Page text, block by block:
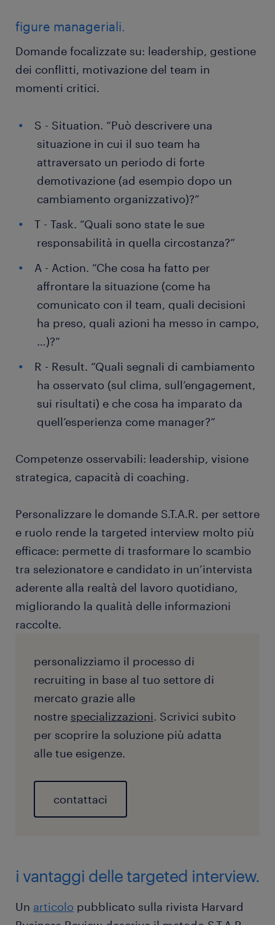
figure manageriali.
Domande focalizzate su: leadership, gestione
dei conflitti, motivazione del team in
momenti critici.
S - Situation. “Può descrivere una
situazione in cui il suo team ha
attraversato un periodo di forte
demotivazione (ad esempio dopo un
cambiamento organizzativo)?”
T - Task. “Quali sono state le sue
responsabilità in quella circostanza?”
A - Action. “Che cosa ha fatto per
affrontare la situazione (come ha
comunicato con il team, quali decisioni
ha preso, quali azioni ha messo in campo,
…)?”
R - Result. “Quali segnali di cambiamento
ha osservato (sul clima, sull’engagement,
sui risultati) e che cosa ha imparato da
quell’esperienza come manager?”
Competenze osservabili: leadership, visione
strategica, capacità di coaching.
Personalizzare le domande S.T.A.R. per settore
e ruolo rende la targeted interview molto più
efficace: permette di trasformare lo scambio
tra selezionatore e candidato in un’intervista
aderente alla realtà del lavoro quotidiano,
migliorando la qualità delle informazioni
raccolte.
personalizziamo il processo di
recruiting in base al tuo settore di
mercato grazie alle
nostre specializzazioni. Scrivici subito
per scoprire la soluzione più adatta
alle tue esigenze.
contattaci
i vantaggi delle targeted interview.
Un articolo pubblicato sulla rivista Harvard